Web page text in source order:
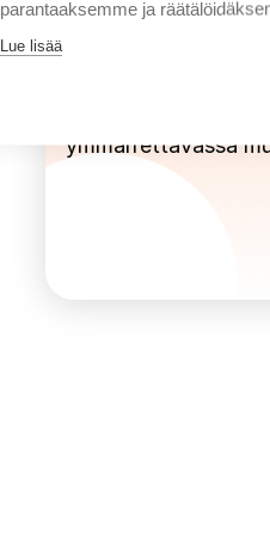
ymmärrettävässä
parantaaksemme ja
Lue lisää